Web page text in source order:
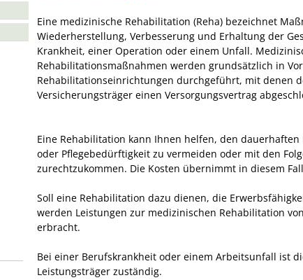
Eine medizinische Rehabilitation (Reha) bezeichnet
Wiederherstellung, Verbesserung und Erhaltung der
Krankheit, einer Operation oder einem Unfall.
Rehabilitationsmaßnahmen werden grundsätzlich in
Rehabilitationseinrichtungen durchgeführt, mit denen
Versicherungsträger einen Versorgungsvertrag
Eine Rehabilitation kann Ihnen helfen, den
oder Pflegebedürftigkeit zu vermeiden oder mit den
zurechtzukommen. Die Kosten übernimmt in diesem
Soll eine Rehabilitation dazu dienen, die
werden Leistungen zur medizinischen Rehabilitation
erbracht.
Bei einer Berufskrankheit oder einem Arbeitsunfall ist
Leistungsträger zuständig.